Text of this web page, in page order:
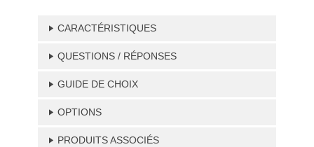
CARACTÉRISTIQUES
QUESTIONS / RÉPONSES
GUIDE DE CHOIX
OPTIONS
PRODUITS ASSOCIÉS